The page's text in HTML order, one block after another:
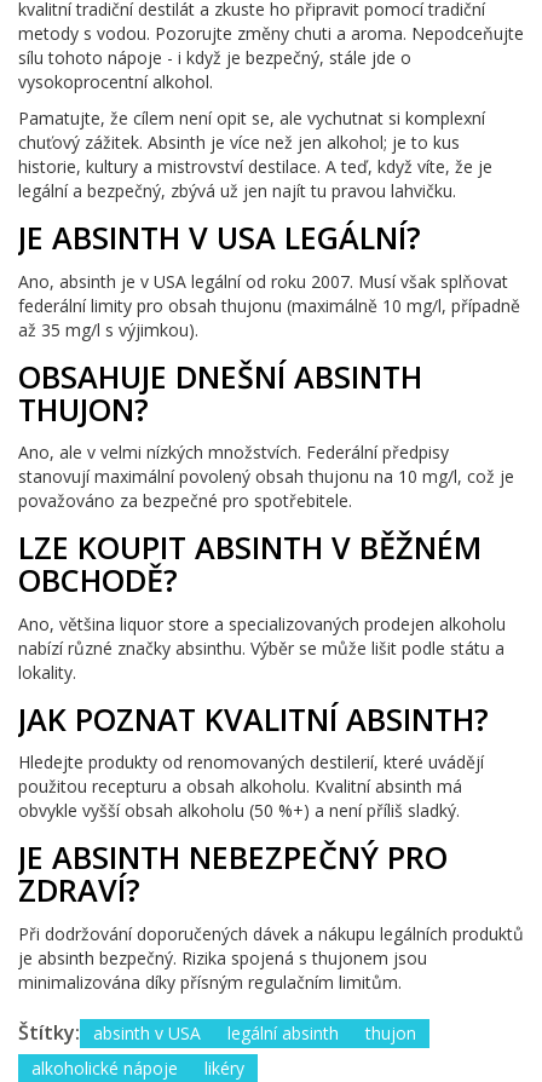
kvalitní tradiční destilát a zkuste ho připravit pomocí tradiční
metody s vodou. Pozorujte změny chuti a aroma. Nepodceňujte
sílu tohoto nápoje - i když je bezpečný, stále jde o
vysokoprocentní alkohol.
Pamatujte, že cílem není opit se, ale vychutnat si komplexní
chuťový zážitek. Absinth je více než jen alkohol; je to kus
historie, kultury a mistrovství destilace. A teď, když víte, že je
legální a bezpečný, zbývá už jen najít tu pravou lahvičku.
JE ABSINTH V USA LEGÁLNÍ?
Ano, absinth je v USA legální od roku 2007. Musí však splňovat
federální limity pro obsah thujonu (maximálně 10 mg/l, případně
až 35 mg/l s výjimkou).
OBSAHUJE DNEŠNÍ ABSINTH
THUJON?
Ano, ale v velmi nízkých množstvích. Federální předpisy
stanovují maximální povolený obsah thujonu na 10 mg/l, což je
považováno za bezpečné pro spotřebitele.
LZE KOUPIT ABSINTH V BĚŽNÉM
OBCHODĚ?
Ano, většina liquor store a specializovaných prodejen alkoholu
nabízí různé značky absinthu. Výběr se může lišit podle státu a
lokality.
JAK POZNAT KVALITNÍ ABSINTH?
Hledejte produkty od renomovaných destilerií, které uvádějí
použitou recepturu a obsah alkoholu. Kvalitní absinth má
obvykle vyšší obsah alkoholu (50 %+) a není příliš sladký.
JE ABSINTH NEBEZPEČNÝ PRO
ZDRAVÍ?
Při dodržování doporučených dávek a nákupu legálních produktů
je absinth bezpečný. Rizika spojená s thujonem jsou
minimalizována díky přísným regulačním limitům.
Štítky: absinth v USA legální absinth
thujon
alkoholické nápoje
likéry